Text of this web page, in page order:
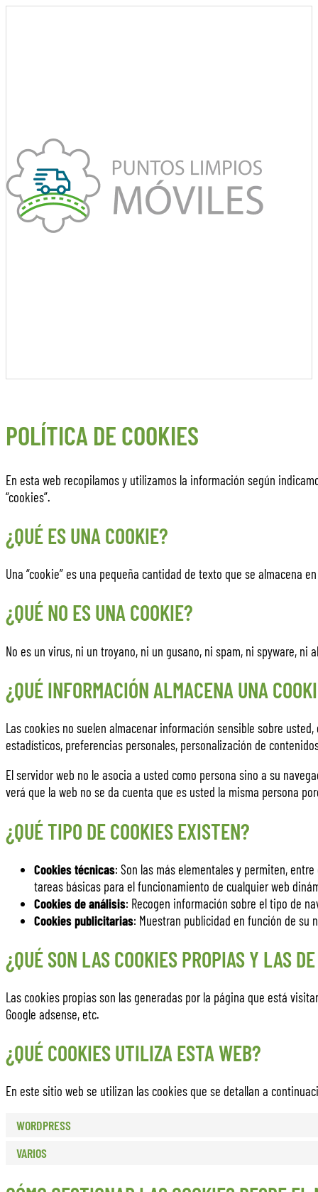
POLÍTICA DE COOKIES
En esta web recopilamos y utilizamos la información según
“cookies”.
¿QUÉ ES UNA COOKIE?
Una “cookie” es una pequeña cantidad de texto que se almacena
¿QUÉ NO ES UNA COOKIE?
No es un virus, ni un troyano, ni un gusano, ni spam, ni spyware, ni
¿QUÉ INFORMACIÓN ALMACENA UNA
Las cookies no suelen almacenar información sensible sobre
estadísticos, preferencias personales, personalización de
El servidor web no le asocia a usted como persona sino a su
verá que la web no se da cuenta que es usted la misma persona
¿QUÉ TIPO DE COOKIES EXISTEN?
Cookies técnicas: Son las más elementales y permiten,
tareas básicas para el funcionamiento de cualquier web
Cookies de análisis: Recogen información sobre el tipo de
Cookies publicitarias: Muestran publicidad en función de su
¿QUÉ SON LAS COOKIES PROPIAS Y LAS
Las cookies propias son las generadas por la página que está
Google adsense, etc.
¿QUÉ COOKIES UTILIZA ESTA WEB?
En este sitio web se utilizan las cookies que se detallan a
WORDPRESS
VARIOS